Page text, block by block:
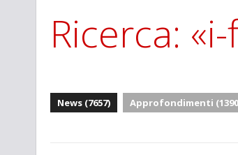
STAR TREK: STRANGE NEW WORLDS
Ricerca:
News (7657) Approfondimenti